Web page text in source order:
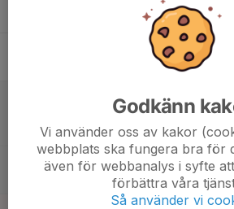
Lilla Eriksdalshallen
Match mot Täby HBK
F13 Nivå 2 Norra Plan C
Eriksdalshallen
13:30
Extraträning
Stora Eriksdalshallen
Godkänn
Vi använder oss av kakor
webbplats ska fungera bra för
även för webbanalys i syfte
förbättra våra
Så använder vi